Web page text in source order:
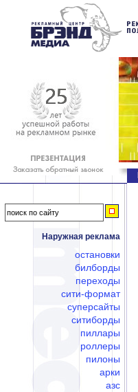
Наружная реклама
остановки
билборды
переходы
сити-формат
суперсайты
ситиборды
пиллары
роллеры
пилоны
арки
азс